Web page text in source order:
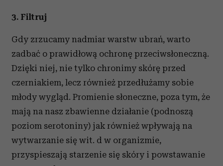
i reklam, aby oferować funkcje społecznościowe i
korzystasz z naszej witryny, udostępniamy partnerom
społecznościowym, reklamowym i analitycznym.
otrzymanymi od Ciebie lub uzyskanymi podczas
korzystania z ich usług.
3. Filtruj
Gdy zrzucamy nadmiar warstw ubrań, warto
zadbać o prawidłową ochronę przeciwsłoneczną.
Dzięki niej, nie tylko chronimy skórę przed
czerniakiem, lecz również przedłużamy sobie
młody wygląd. Promienie słoneczne, poza tym, że
mają na nasz zbawienne działanie (podnoszą
poziom serotoniny) jak również wpływają na
wytwarzanie się wit. d w organizmie,
przyspieszają starzenie się skóry i powstawanie